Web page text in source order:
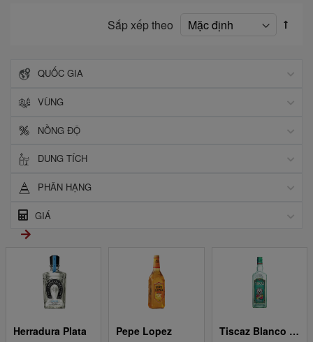
Sắp xếp theo
QUỐC GIA
VÙNG
NỒNG ĐỘ
DUNG TÍCH
PHÂN HẠNG
GIÁ
Herradura Plata Pepe Lopez Tiscaz Blanco Tequila